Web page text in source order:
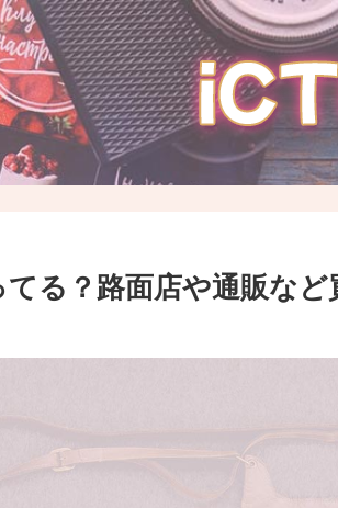
てる？路面店や通販な